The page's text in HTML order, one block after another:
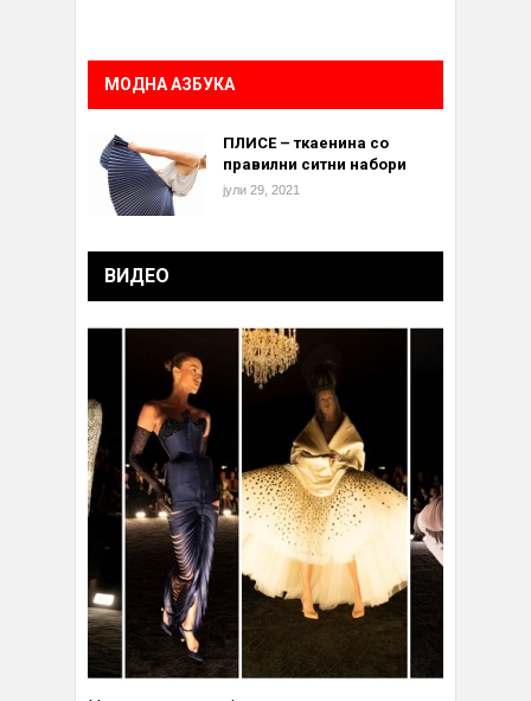
МОДНА АЗБУКА
ПЛИСЕ – ткаенина со
правилни ситни набори
јули 29, 2021
ВИДЕО